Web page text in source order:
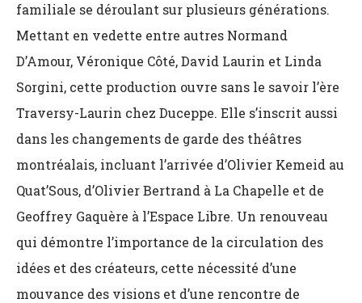
familiale se déroulant sur plusieurs générations.
Mettant en vedette entre autres Normand
D’Amour, Véronique Côté, David Laurin et Linda
Sorgini, cette production ouvre sans le savoir l’ère
Traversy-Laurin chez Duceppe. Elle s’inscrit aussi
dans les changements de garde des théâtres
montréalais, incluant l’arrivée d’Olivier Kemeid au
Quat’Sous, d’Olivier Bertrand à La Chapelle et de
Geoffrey Gaquère à l’Espace Libre. Un renouveau
qui démontre l’importance de la circulation des
idées et des créateurs, cette nécessité d’une
mouvance des visions et d’une rencontre de